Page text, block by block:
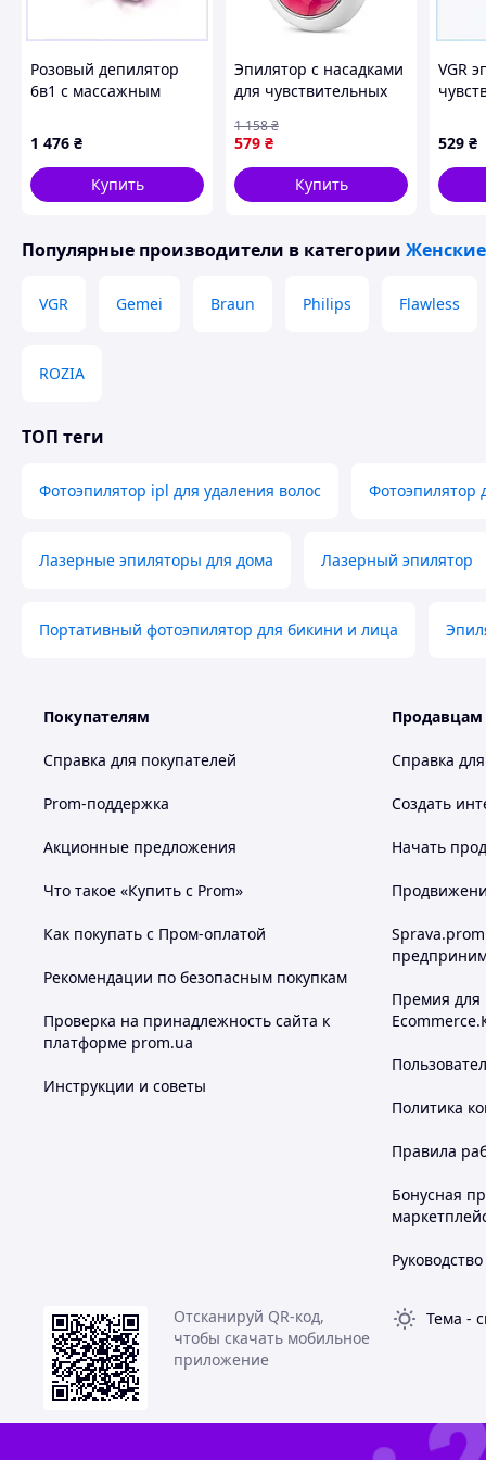
2 режима работы ручной и автоматический
Почему стоит выбрать
Длительный эффект по сравнению с бритьем
Экономия на салонных процедурах
Простота и удобство использования
Подходит для женщин и мужчин
Компактний формат для дому
Характеристики
Тип фотоэпилятор IPL
Количество вспышек 500000
Фотоэпилятор
Упаковка
Фотоэпилятор IPL – практичное решение для домашнего
Похожие товары по характеристикам
Розовый депилятор
6в1 с массажным
1 476 ₴
Купить
Эпилятор с насадками
для чувствительных
электроэпилятор
Эффективный для тела
VR-67
579 ₴
1 158₴
Купить
VGR
529 ₴
Популярные производители в категории
VGR Gemei Braun Philips Flawless
ROZIA
ТОП теги
Фотоэпилятор ipl для удаления волос Фотоэпилятор
Лазерные эпиляторы для дома Лазерный эпилятор
Портативный фотоэпилятор для бикини и лица
Покупателям
Справка для покупателей
Prom-поддержка
Акционные предложения
Что такое «Купить с Prom»
Как покупать с Пром-оплатой
Рекомендации по безопасным покупкам
Проверка на принадлежность сайта к
платформе prom.ua
Инструкции и советы
Продавцам
Справка
Создать
Начать
Премия для
Политика
Правила
Бонусная
Отсканируй QR-код,
чтобы скачать мобильное
приложение
Тема -